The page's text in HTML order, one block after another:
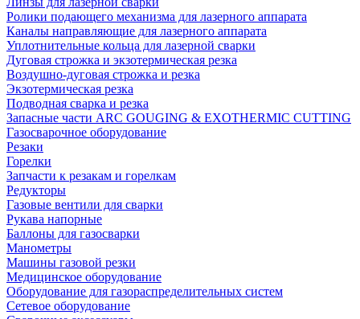
Ролики подающего механизма для лазерного аппарата
Каналы направляющие для лазерного аппарата
Уплотнительные кольца для лазерной сварки
Дуговая строжка и экзотермическая резка
Воздушно-дуговая строжка и резка
Экзотермическая резка
Подводная сварка и резка
Запасные части ARC GOUGING & EXOTHERMIC CUTTING
Газосварочное оборудование
Резаки
Горелки
Запчасти к резакам и горелкам
Редукторы
Газовые вентили для сварки
Рукава напорные
Баллоны для газосварки
Манометры
Машины газовой резки
Медицинское оборудование
Оборудование для газораспределительных систем
Сетевое оборудование